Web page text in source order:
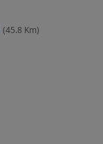
(45.8 Km)